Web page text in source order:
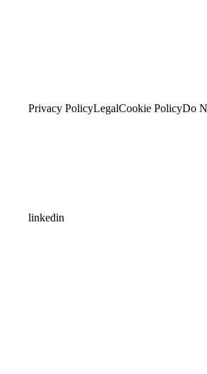
Privacy PolicyLegalCookie PolicyDo
linkedin